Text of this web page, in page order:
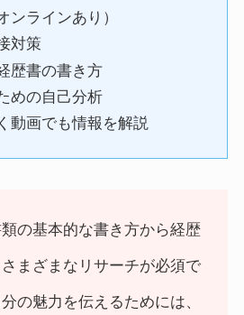
ンラインあり）
対策
歴書の書き方
めの自己分析
動画でも情報を解説
の基本的な書き方から経歴
まざまなリサーチが必須で
の魅力を伝えるためには、